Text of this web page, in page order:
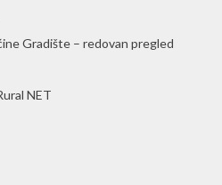
Gradište – redovan pregled
NET